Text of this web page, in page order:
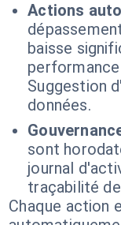
Actions
baisse
Suggestion
données.
sont
journal
traçabilité
Chaque action